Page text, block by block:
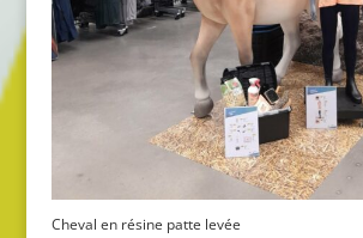
Cheval en résine patte levée